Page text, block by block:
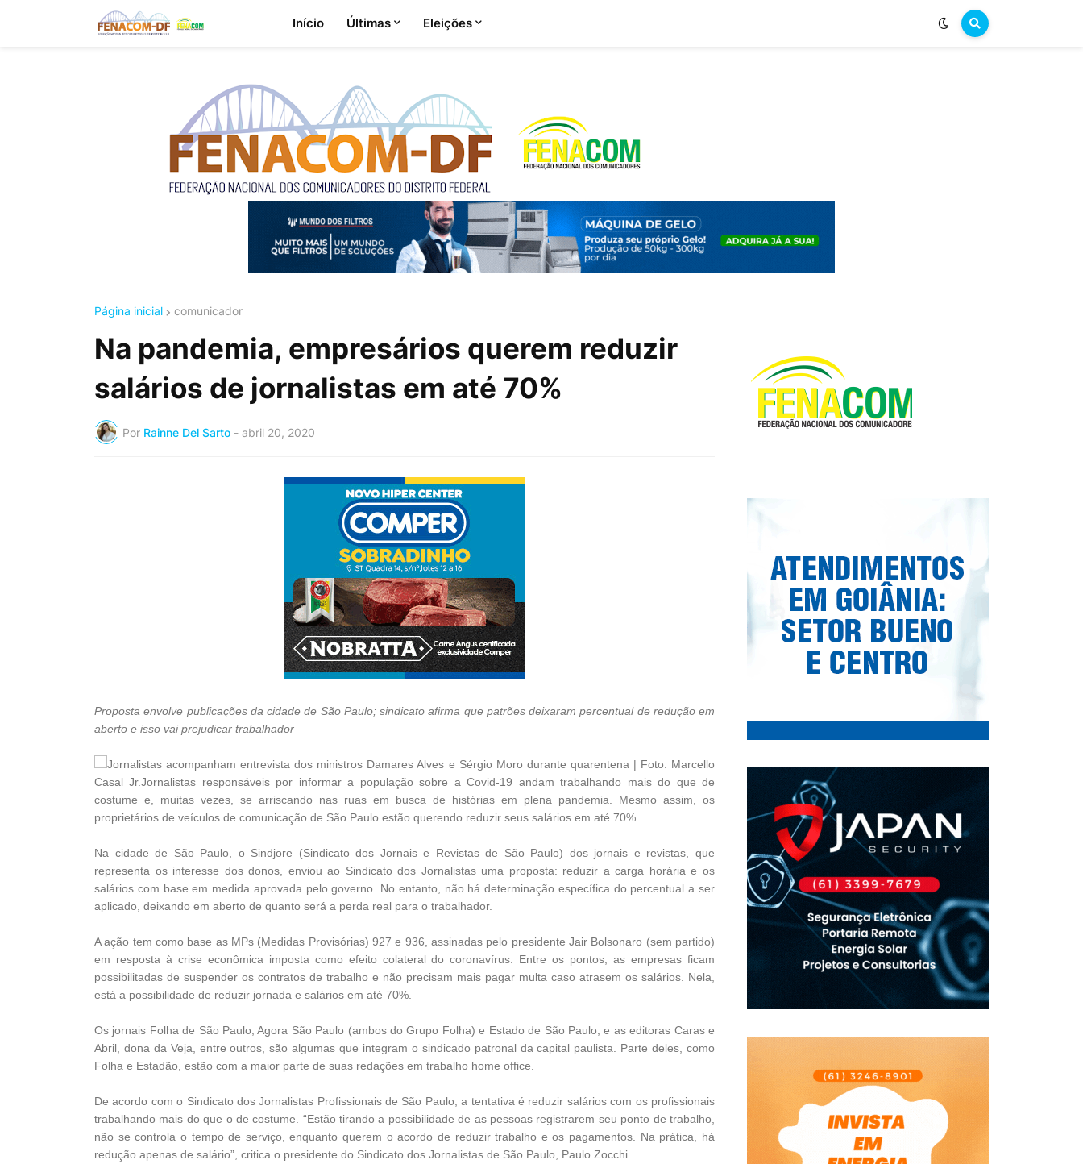
Início Últimas Eleições
Página inicial comunicador
Na pandemia, empresários querem reduzir
salários de jornalistas em até 70%
Por Rainne Del Sarto - abril 20, 2020
Proposta envolve publicações da cidade de São Paulo; sindicato afirma que patrões deixaram percentual de redução em
aberto e isso vai prejudicar trabalhador
Jornalistas acompanham entrevista dos ministros Damares Alves e Sérgio Moro durante quarentena | Foto: Marcello
Casal Jr.Jornalistas responsáveis por informar a população sobre a Covid-19 andam trabalhando mais do que de
costume e, muitas vezes, se arriscando nas ruas em busca de histórias em plena pandemia. Mesmo assim, os
proprietários de veículos de comunicação de São Paulo estão querendo reduzir seus salários em até 70%.
Na cidade de São Paulo, o Sindjore (Sindicato dos Jornais e Revistas de São Paulo) dos jornais e revistas, que
representa os interesse dos donos, enviou ao Sindicato dos Jornalistas uma proposta: reduzir a carga horária e os
salários com base em medida aprovada pelo governo. No entanto, não há determinação específica do percentual a ser
aplicado, deixando em aberto de quanto será a perda real para o trabalhador.
A ação tem como base as MPs (Medidas Provisórias) 927 e 936, assinadas pelo presidente Jair Bolsonaro (sem partido)
em resposta à crise econômica imposta como efeito colateral do coronavírus. Entre os pontos, as empresas ficam
possibilitadas de suspender os contratos de trabalho e não precisam mais pagar multa caso atrasem os salários. Nela,
está a possibilidade de reduzir jornada e salários em até 70%.
Os jornais Folha de São Paulo, Agora São Paulo (ambos do Grupo Folha) e Estado de São Paulo, e as editoras Caras e
Abril, dona da Veja, entre outros, são algumas que integram o sindicado patronal da capital paulista. Parte deles, como
Folha e Estadão, estão com a maior parte de suas redações em trabalho home office.
De acordo com o Sindicato dos Jornalistas Profissionais de São Paulo, a tentativa é reduzir salários com os profissionais
trabalhando mais do que o de costume. “Estão tirando a possibilidade de as pessoas registrarem seu ponto de trabalho,
não se controla o tempo de serviço, enquanto querem o acordo de reduzir trabalho e os pagamentos. Na prática, há
redução apenas de salário”, critica o presidente do Sindicato dos Jornalistas de São Paulo, Paulo Zocchi.